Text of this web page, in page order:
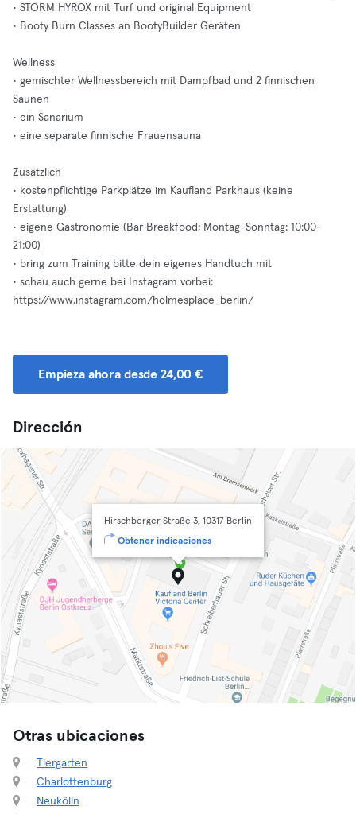
• STORM HYROX mit Turf und original Equipment
• Booty Burn Classes an BootyBuilder Geräten
Wellness
• gemischter Wellnessbereich mit Dampfbad und 2 finnischen
Saunen
• ein Sanarium
• eine separate finnische Frauensauna
Zusätzlich
• kostenpflichtige Parkplätze im Kaufland Parkhaus (keine
Erstattung)
• eigene Gastronomie (Bar Breakfood; Montag-Sonntag: 10:00-
21:00)
• bring zum Training bitte dein eigenes Handtuch mit
• schau auch gerne bei Instagram vorbei:
https://www.instagram.com/holmesplace_berlin/
Empieza ahora desde 24,00 €
Dirección
Hirschberger Straße 3, 10317 Berlin
Obtener indicaciones
Otras ubicaciones
Tiergarten
Charlottenburg
Neukölln